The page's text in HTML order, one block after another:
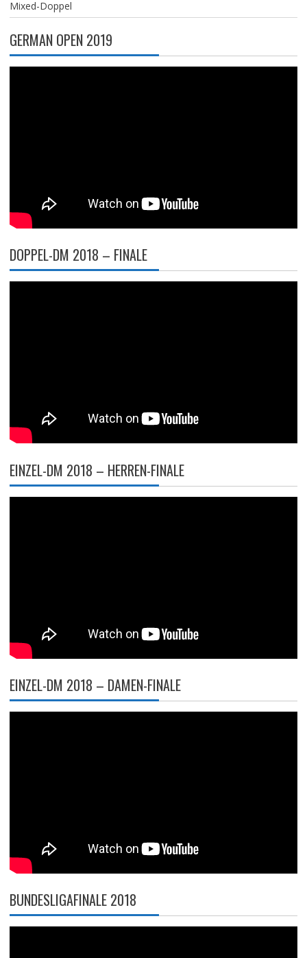
Mixed-Doppel
GERMAN OPEN 2019
DOPPEL-DM 2018 – FINALE
EINZEL-DM 2018 – HERREN-FINALE
EINZEL-DM 2018 – DAMEN-FINALE
BUNDESLIGAFINALE 2018